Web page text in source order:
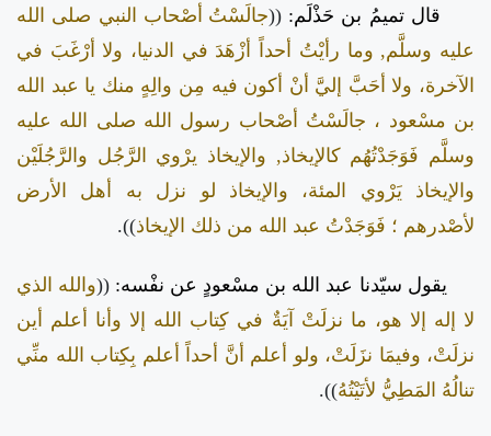
قال تميمُ بن حَذْلَم: ((جالَسْتُ أصْحاب النبي صلى الله
عليه وسلَّم, وما رأيْتُ أحداً أزْهَدَ في الدنيا، ولا أرْغَبَ في
الآخرة، ولا أحَبَّ إليَّ أنْ أكون فيه مِن والِهٍ منك يا عبد الله
بن مسْعود ، جالَسْتُ أصْحاب رسول الله صلى الله عليه
وسلَّم فَوَجَدْتُهُم كالإيخاذ, والإيخاذ يرْوي الرَّجُل والرَّجُلَيْن
والإيخاذ يَرْوي المئة، والإيخاذ لو نزل به أهل الأرض
لأصْدرهم ؛ فَوَجَدْتُ عبد الله من ذلك الإيخاذ)).
يقول سيّدنا عبد الله بن مسْعودٍ عن نفْسه: ((والله الذي
لا إله إلا هو، ما نزلَتْ آيَةٌ في كِتاب الله إلا وأنا أعلم أين
نزلَتْ، وفيمَا نزَلَتْ، ولو أعلم أنَّ أحداً أعلم بِكِتاب الله منِّي
تنالُهُ المَطِيُّ لأتَيْتُهُ)).